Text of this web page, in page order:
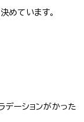
めています。
ーションがかった